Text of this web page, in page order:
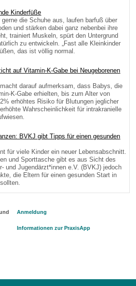
Kinderfüße
die Schuhe aus, laufen barfuß über
und stärken dabei ganz nebenbei ihre
trainiert Muskeln, spürt den Untergrund
zu entwickeln. „Fast alle Kleinkinder
das ist völlig normal.
auf Vitamin-K-Gabe bei Neugeborenen
darauf aufmerksam, dass Babys, die
K-Gabe erhielten, bis zum Alter von
erhöhtes Risiko für Blutungen jeglicher
Wahrscheinlichkeit für intrakranielle
BVKJ gibt Tipps für einen gesunden
für viele Kinder ein neuer Lebensabschnitt.
und Sporttasche gibt es aus Sicht des
und Jugendärzt*innen e.V. (BVKJ) jedoch
die Eltern für einen gesunden Start in
Anmeldung
Informationen zur PraxisApp